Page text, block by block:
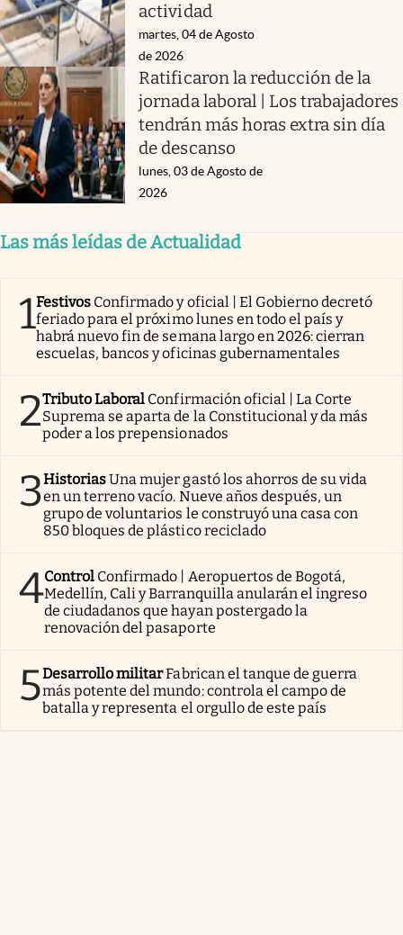
actividad
martes, 04 de Agosto
de 2026
Ratificaron la reducción de la
jornada laboral | Los trabajadores
tendrán más horas extra sin día
de descanso
lunes, 03 de Agosto de
2026
Las más leídas de Actualidad
1Festivos Confirmado y oficial | El Gobierno decretó
feriado para el próximo lunes en todo el país y
habrá nuevo fin de semana largo en 2026: cierran
escuelas, bancos y oficinas gubernamentales
2Tributo Laboral Confirmación oficial | La Corte
Suprema se aparta de la Constitucional y da más
poder a los prepensionados
3HistoriasUna mujer gastó los ahorros de su vida
en un terreno vacío. Nueve años después, un
grupo de voluntarios le construyó una casa con
850 bloques de plástico reciclado
4Control Confirmado | Aeropuertos de Bogotá,
Medellín, Cali y Barranquilla anularán el ingreso
de ciudadanos que hayan postergado la
renovación del pasaporte
5Desarrollo militarFabrican el tanque de guerra
más potente del mundo: controla el campo de
batalla y representa el orgullo de este país